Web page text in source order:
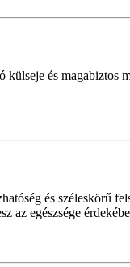
és magabiztos
és széleskörű
az egészsége